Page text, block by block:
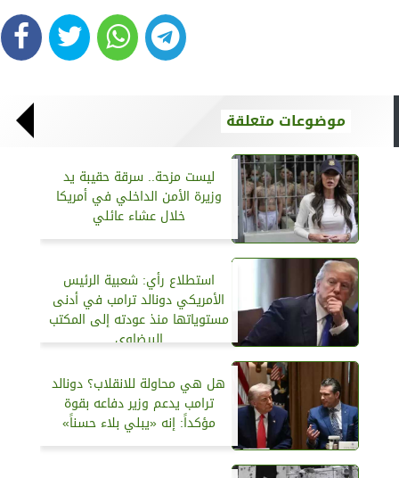
موضوعات متعلقة
ليست مزحة.. سرقة حقيبة يد
وزيرة الأمن الداخلي في أمريكا
خلال عشاء عائلي
استطلاع رأي: شعبية الرئيس
الأمريكي دونالد ترامب في أدنى
مستوياتها منذ عودته إلى المكتب
البيضاوي
هل هي محاولة للانقلاب؟ دونالد
ترامب يدعم وزير دفاعه بقوة
مؤكداً: إنه «يبلي بلاء حسناً»